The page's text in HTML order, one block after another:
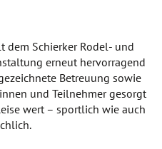
dem Schierker Rodel- und
erneut hervorragend
Betreuung sowie
und Teilnehmer gesorgt
wert – sportlich wie auch